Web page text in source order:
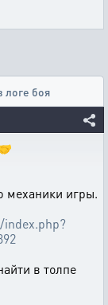
логе боя
механики игры.
в толпе